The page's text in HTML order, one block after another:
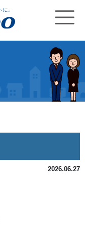
2026.06.27